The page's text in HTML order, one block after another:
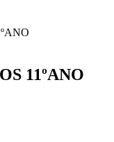
11ºANO